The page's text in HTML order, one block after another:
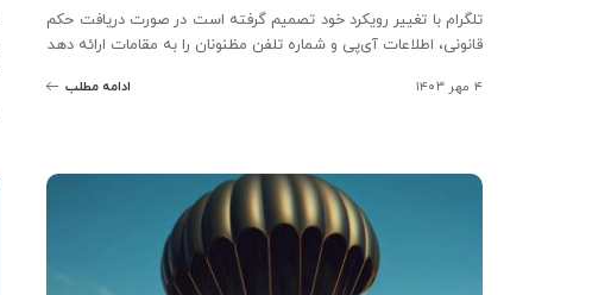
تلگرام با تغییر رویکرد خود تصمیم گرفته است در صورت دریافت حکم
قانونی، اطلاعات آی‌پی و شماره تلفن مظنونان را به مقامات ارائه دهد
۴ مهر ۱۴۰۳ ادامه مطلب